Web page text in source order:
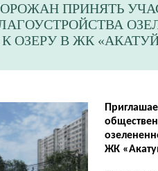
ПРИНЯТЬ
ОЗЕРУ В ЖК
ЖК